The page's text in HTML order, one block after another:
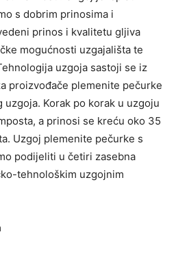
s dobrim prinosima i
prinos i kvalitetu gljiva
mogućnosti uzgajališta te
uzgoja sastoji se iz
proizvođače plemenite pečurke
uzgoja. Korak po korak u uzgoju
a prinosi se kreću oko 35
Uzgoj plemenite pečurke s
podijeliti u četiri zasebna
tehnološkim uzgojnim